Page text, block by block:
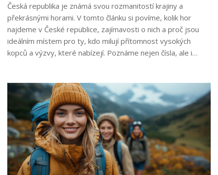
Česká republika je známá svou rozmanitostí krajiny a
překrásnými horami. V tomto článku si povíme, kolik hor
najdeme v České republice, zajímavosti o nich a proč jsou
ideálním místem pro ty, kdo milují přítomnost vysokých
kopců a výzvy, které nabízejí. Poznáme nejen čísla, ale i